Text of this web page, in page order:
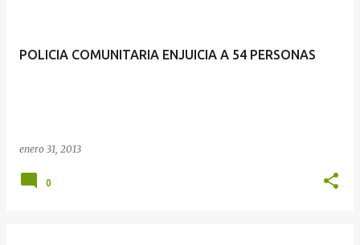
POLICIA COMUNITARIA ENJUICIA A 54 PERSONAS
enero 31, 2013
0